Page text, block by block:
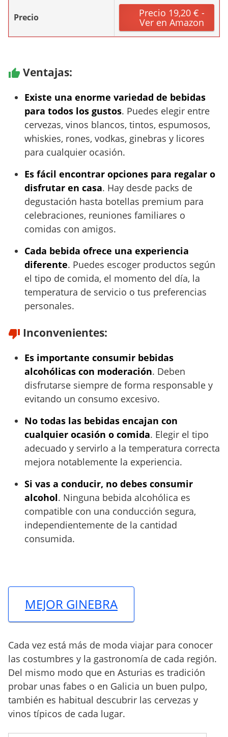
Precio Precio 19,20 € -
Ver en Amazon
Ventajas:
Existe una enorme variedad de bebidas
para todos los gustos. Puedes elegir entre
cervezas, vinos blancos, tintos, espumosos,
whiskies, rones, vodkas, ginebras y licores
para cualquier ocasión.
Es fácil encontrar opciones para regalar o
disfrutar en casa. Hay desde packs de
degustación hasta botellas premium para
celebraciones, reuniones familiares o
comidas con amigos.
Cada bebida ofrece una experiencia
diferente. Puedes escoger productos según
el tipo de comida, el momento del día, la
temperatura de servicio o tus preferencias
personales.
Inconvenientes:
Es importante consumir bebidas
alcohólicas con moderación. Deben
disfrutarse siempre de forma responsable y
evitando un consumo excesivo.
No todas las bebidas encajan con
cualquier ocasión o comida. Elegir el tipo
adecuado y servirlo a la temperatura correcta
mejora notablemente la experiencia.
Si vas a conducir, no debes consumir
alcohol. Ninguna bebida alcohólica es
compatible con una conducción segura,
independientemente de la cantidad
consumida.
MEJOR GINEBRA
Cada vez está más de moda viajar para conocer
las costumbres y la gastronomía de cada región.
Del mismo modo que en Asturias es tradición
probar unas fabes o en Galicia un buen pulpo,
también es habitual descubrir las cervezas y
vinos típicos de cada lugar.